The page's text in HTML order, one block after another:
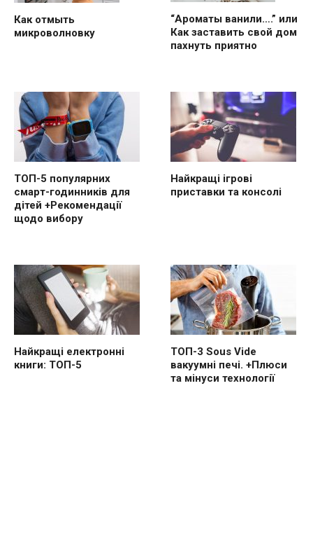
Как отмыть
микроволновку
“Ароматы ванили….” или
Как заставить свой дом
пахнуть приятно
ТОП-5 популярних
смарт-годинників для
дітей +Рекомендації
щодо вибору
Найкращі ігрові
приставки та консолі
Найкращі електронні
книги: ТОП-5
ТОП-3 Sous Vide
вакуумні печі. +Плюси
та мінуси технології